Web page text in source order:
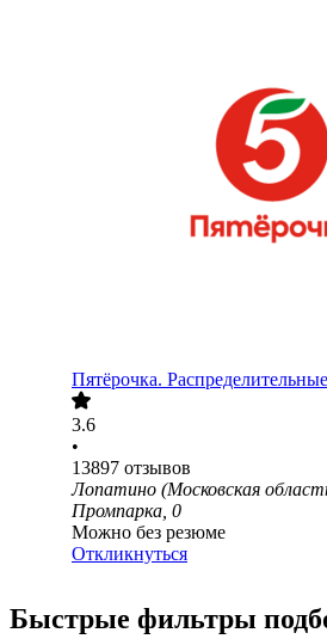
Пятёрочка.
3.6
•
13897 отзывов
Лопатино (Московская
Промпарка, 0
Можно без резюме
Откликнуться
Быстрые фильтры